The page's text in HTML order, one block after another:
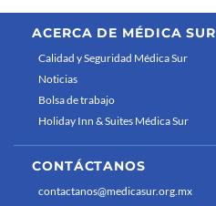
ACERCA DE MÉDICA SUR
Calidad y Seguridad Médica Sur
Noticias
Bolsa de trabajo
Holiday Inn & Suites Médica Sur
CONTÁCTANOS
contactanos@medicasur.org.mx